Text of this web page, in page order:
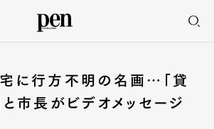
宅に行方不明の名画…「貸
と市長がビデオメッセージ